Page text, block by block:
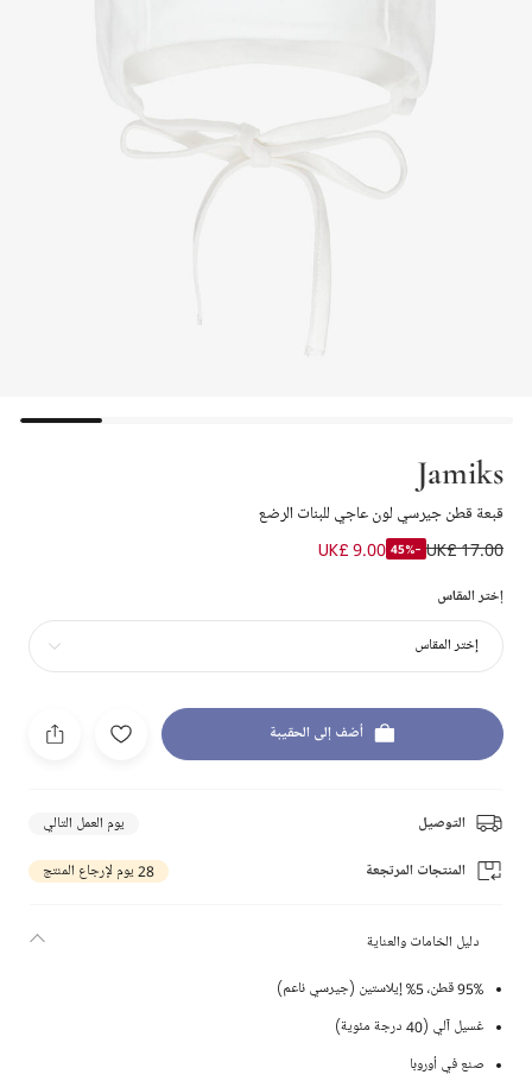
Jamiks
قبعة قطن جيرسي لون عاجي للبنات الرضع
UK£ 17.00
-45%
UK£ 9.00
إختر المقاس
إختر المقاس
أضف إلى الحقيبة
التوصيل يوم العمل التالي
المنتجات المرتجعة 28 يوم لإرجاع المنتج
دليل الخامات والعناية
95% قطن، 5% إيلاستين (جيرسي ناعم)
غسيل آلي (40 درجة مئوية)
صنع في أوروبا